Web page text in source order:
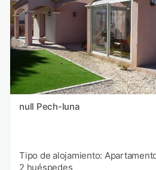
null Pech-luna
Tipo de alojamiento:
2 huéspedes